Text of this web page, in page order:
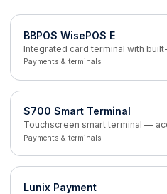
BBPOS WisePOS E
Integrated card terminal with
Payments & terminals
S700 Smart Terminal
Touchscreen smart terminal —
Payments & terminals
Lunix Payment